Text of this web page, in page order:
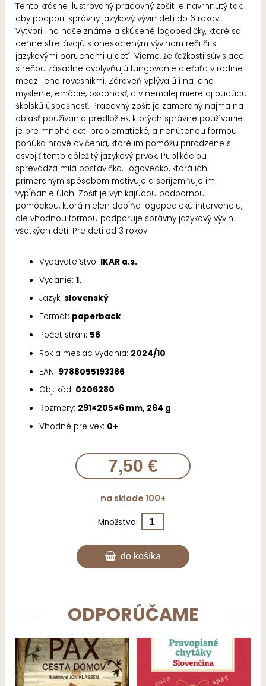
Tento krásne ilustrovaný pracovný zošit je navrhnutý tak,
aby podporil správny jazykový vývin detí do 6 rokov.
Vytvorili ho naše známe a skúsené logopedičky, ktoré sa
denne stretávajú s oneskoreným vývinom reči či s
jazykovými poruchami u detí. Vieme, že ťažkosti súvisiace
s rečou zásadne ovplyvňujú fungovanie dieťaťa v rodine i
medzi jeho rovesníkmi. Zároveň vplývajú i na jeho
myslenie, emócie, osobnosť, a v nemalej miere aj budúcu
školskú úspešnosť. Pracovný zošit je zameraný najmä na
oblasť používania predložiek, ktorých správne používanie
je pre mnohé deti problematické, a nenútenou formou
ponúka hravé cvičenia, ktoré im pomôžu prirodzene si
osvojiť tento dôležitý jazykový prvok. Publikáciou
sprevádza milá postavička, Logovedko, ktorá ich
primeraným spôsobom motivuje a spríjemňuje im
vypĺňanie úloh. Zošit je vynikajúcou podpornou
pomôckou, ktorá nielen dopĺňa logopedickú intervenciu,
ale vhodnou formou podporuje správny jazykový vývin
všetkých detí. Pre deti od 3 rokov
Vydavateľstvo: IKAR a.s.
Vydanie:1.
Jazyk:slovenský
Formát: paperback
Počet strán: 56
Rok a mesiac vydania: 2024/10
EAN: 9788055193366
Obj. kód: 0206280
Rozmery: 291×205×6 mm, 264 g
Vhodné pre vek: 0+
7,50 €
na sklade 100+
Množstvo:
do košíka
ODPORÚČAME